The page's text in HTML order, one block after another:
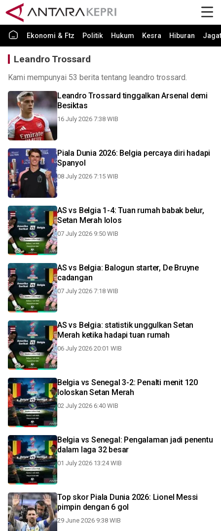
Ekonomi & Ftz Politik Hukum Kesra Hiburan Jagat
Leandro Trossard
Kami mempunyai 53 berita tentang leandro trossard.
Leandro Trossard tinggalkan Arsenal demi
Besiktas
16 July 2026 7:38 WIB
Piala Dunia 2026: Belgia percaya diri hadapi
Spanyol
08 July 2026 7:15 WIB
AS vs Belgia 1-4: Tuan rumah babak belur,
Setan Merah lolos
07 July 2026 9:50 WIB
AS vs Belgia: Balogun starter, De Bruyne
cadangan
07 July 2026 7:18 WIB
AS vs Belgia: statistik unggulkan Setan
Merah ketika hadapi tuan rumah
06 July 2026 20:01 WIB
Belgia vs Senegal 3-2: Penalti menit 120
loloskan Setan Merah
02 July 2026 6:40 WIB
Belgia vs Senegal: Pengalaman jadi penentu
dalam laga 32 besar
01 July 2026 13:24 WIB
Top skor Piala Dunia 2026: Lionel Messi
pimpin dengan 6 gol
29 June 2026 9:38 WIB